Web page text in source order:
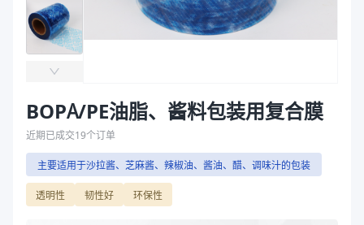
规格尺寸(高度，mm)
50-1000
纸芯内径(mm)
76
厚度(μm)
厚度（μm）
80
宽度（mm）
50-1000
商品图片
BOPA/PE油脂、酱料包装用复合膜
近期已成交19个订单
主要适用于沙拉酱、芝麻酱、辣椒油、酱油、醋、调味汁的包装
透明性 韧性好 环保性